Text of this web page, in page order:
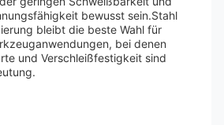
bewusst sein.Stahl
bleibt die beste Wahl für
bei denen
und Verschleißfestigkeit sind